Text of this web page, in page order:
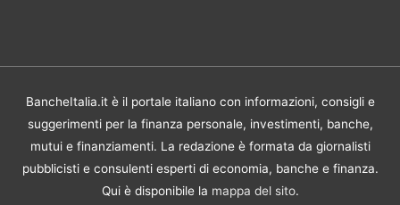
BancheItalia.it è il portale italiano con informazioni, consigli e
suggerimenti per la finanza personale, investimenti, banche,
mutui e finanziamenti. La redazione è formata da giornalisti
pubblicisti e consulenti esperti di economia, banche e finanza.
Qui è disponibile la mappa del sito.